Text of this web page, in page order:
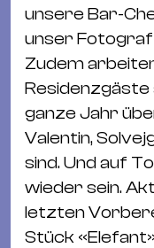
unsere Bar-
unser
Zudem
Residenzgäste
ganze Jahr
Valentin,
sind. Und auf
wieder sein.
letzten
Stück